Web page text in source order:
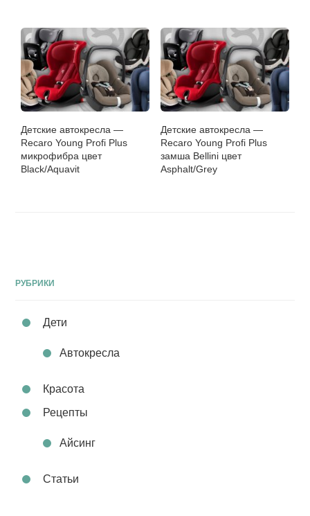
Детские автокресла —
Recaro Young Profi Plus
микрофибра цвет
Black/Aquavit
Детские автокресла —
Recaro Young Profi Plus
замша Bellini цвет
Asphalt/Grey
РУБРИКИ
Дети
Автокресла
Красота
Рецепты
Айсинг
Статьи